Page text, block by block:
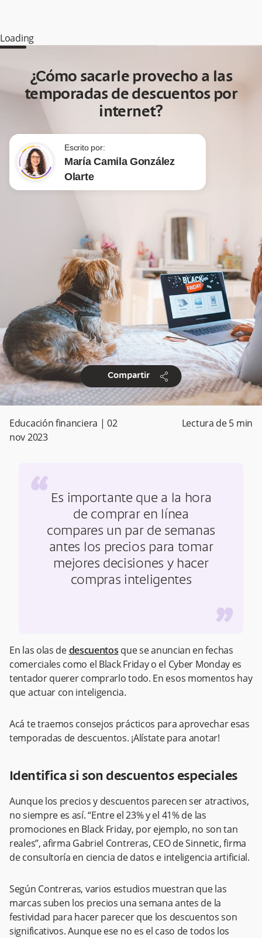
Loading
¿Cómo sacarle provecho a las
temporadas de descuentos por
internet?
Escrito por:
María Camila González
Olarte
Compartir share
Educación financiera | 02
nov 2023
Lectura de5 min
“ Es importante que a la hora
de comprar en línea
compares un par de semanas
antes los precios para tomar
mejores decisiones y hacer
compras inteligentes
”
En las olas dedescuentos que se anuncian en fechas
comerciales como el Black Friday o el Cyber Monday es
tentador querer comprarlo todo. En esos momentos hay
que actuar con inteligencia.
Acá te traemos consejos prácticos para aprovechar esas
temporadas de descuentos. ¡Alístate para anotar!
Identifica si son descuentos especiales
Aunque los precios y descuentos parecen ser atractivos,
no siempre es así. “Entre el 23% y el 41% de las
promociones en Black Friday, por ejemplo, no son tan
reales”, afirma Gabriel Contreras, CEO de Sinnetic, firma
de consultoría en ciencia de datos e inteligencia artificial.
Según Contreras, varios estudios muestran que las
marcas suben los precios una semana antes de la
festividad para hacer parecer que los descuentos son
significativos. Aunque ese no es el caso de todos los